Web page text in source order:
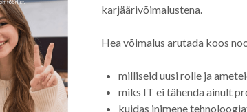
karjäärivõimalustena.
Hea võimalus arutada koos
milliseid uusi rolle ja
miks IT ei tähenda ainult
kuidas inimene